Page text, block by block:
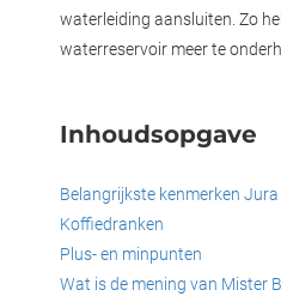
waterleiding aansluiten. Zo
waterreservoir meer te
Inhoudsopgave
Belangrijkste kenmerken
Koffiedranken
Plus- en minpunten
Wat is de mening van Mister